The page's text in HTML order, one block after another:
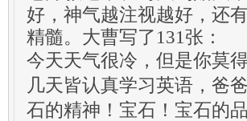
好，神气越注视越好，还
精髓。大曹写了131张：
今天天气很冷，但是你莫
几天皆认真学习英语，爸
石的精神！宝石！宝石的